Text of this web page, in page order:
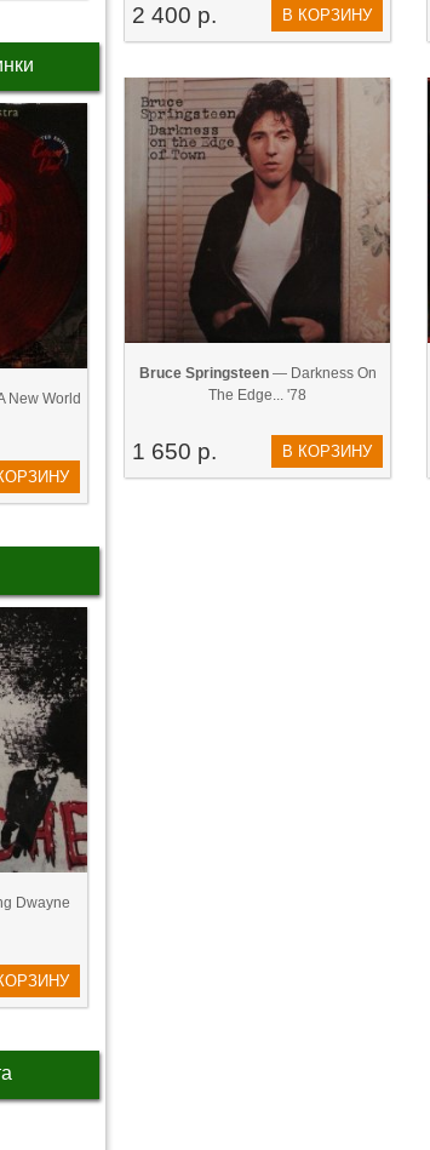
New World
Dwayne
2 400 р. В КОРЗИНУ
Bruce Springsteen— Darkness On
The Edge... '78
1 650 р. В КОРЗИНУ